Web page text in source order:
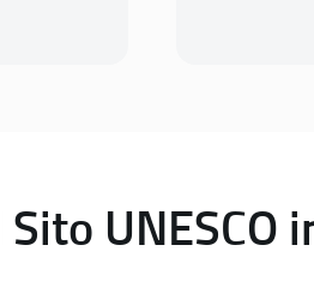
Sito UNESCO